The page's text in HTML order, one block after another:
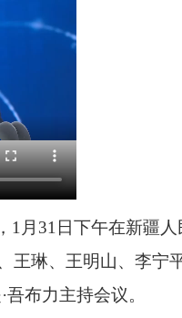
月31日下午在新疆人
王琳、王明山、李宁
布力主持会议。